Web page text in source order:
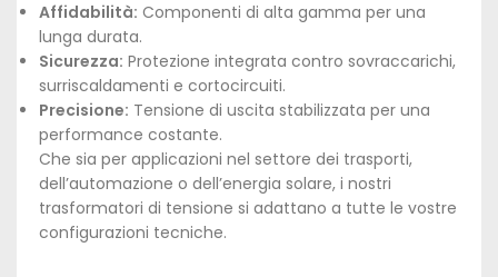
Affidabilità: Componenti di alta gamma per una
lunga durata.
Sicurezza: Protezione integrata contro sovraccarichi,
surriscaldamenti e cortocircuiti.
Precisione: Tensione di uscita stabilizzata per una
performance costante.
Che sia per applicazioni nel settore dei trasporti,
dell’automazione o dell’energia solare, i nostri
trasformatori di tensione si adattano a tutte le vostre
configurazioni tecniche.